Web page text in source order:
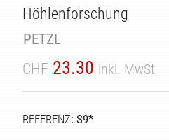
Höhlenforschung
PETZL
CHF 23.30 inkl. MwSt
REFERENZ: S9*